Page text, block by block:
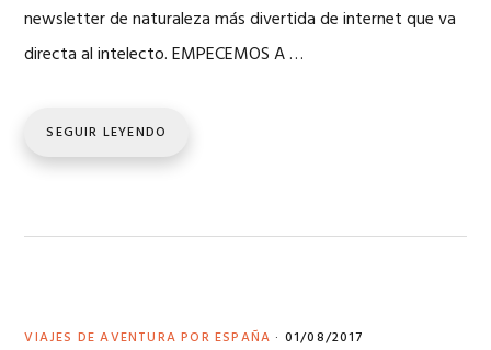
newsletter de naturaleza más divertida de internet que va
directa al intelecto. EMPECEMOS A …
SEGUIR LEYENDO
VIAJES DE AVENTURA POR ESPAÑA · 01/08/2017